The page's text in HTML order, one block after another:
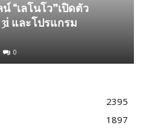
“เลโนโว”เปิดตัว​
และโปรแกรม
0
2395
1897